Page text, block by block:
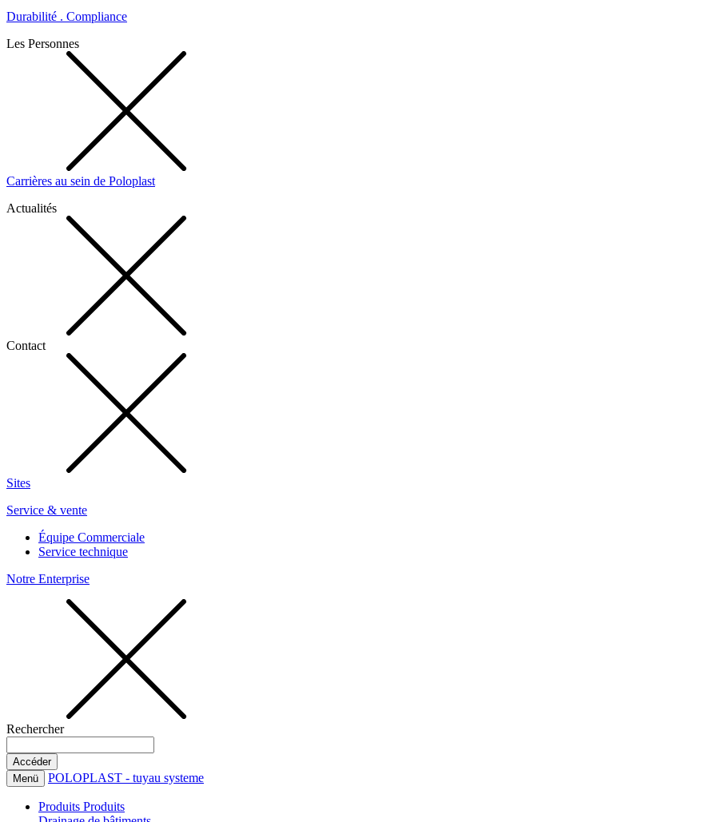
Durabilité . Compliance
Les Personnes
Carrières au sein de Poloplast
Actualités
Contact
Sites
Service & vente
Équipe Commerciale
Service technique
Notre Enterprise
Rechercher
Menü POLOPLAST - tuyau systeme
Produits Produits